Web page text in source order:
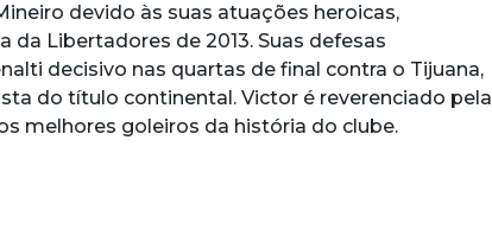
devido às suas atuações heroicas,
da Libertadores de 2013. Suas defesas
decisivo nas quartas de final contra o Tijuana,
do título continental. Victor é reverenciado pela
melhores goleiros da história do clube.